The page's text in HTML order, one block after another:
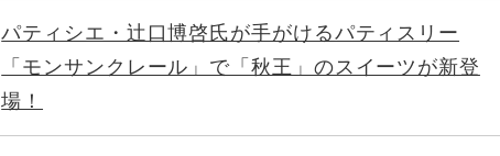
パティシエ・辻口博啓氏が手がけるパティスリー
「モンサンクレール」で「秋王」のスイーツが新登
場！